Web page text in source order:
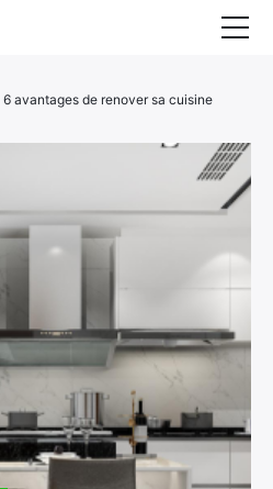
6 avantages de renover sa cuisine